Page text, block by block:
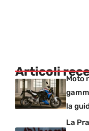
Articoli
Moto
la
La